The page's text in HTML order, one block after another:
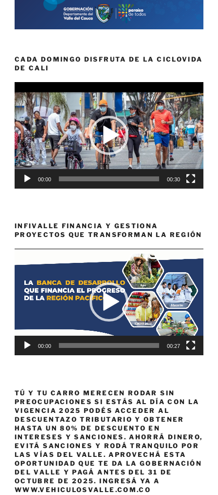
CADA DOMINGO DISFRUTA DE LA CICLOVIDA
DE CALI
de
vídeo
00:00 00:30
INFIVALLE FINANCIA Y GESTIONA
PROYECTOS QUE TRANSFORMAN LA REGIÓN
de
00:00 00:27
TÚ Y TU CARRO MERECEN RODAR SIN
PREOCUPACIONES SI ESTÁS AL DÍA CON LA
VIGENCIA 2025 PODÉS ACCEDER AL
DESCUENTAZO TRIBUTARIO Y OBTENER
HASTA UN 80% DE DESCUENTO EN
INTERESES Y SANCIONES. AHORRÁ DINERO,
EVITÁ SANCIONES Y RODÁ TRANQUILO POR
LAS VÍAS DEL VALLE. APROVECHÁ ESTA
OPORTUNIDAD QUE TE DA LA GOBERNACIÓN
DEL VALLE Y PAGÁ ANTES DEL 31 DE
OCTUBRE DE 2025. INGRESÁ YA A
WWW.VEHICULOSVALLE.COM.CO